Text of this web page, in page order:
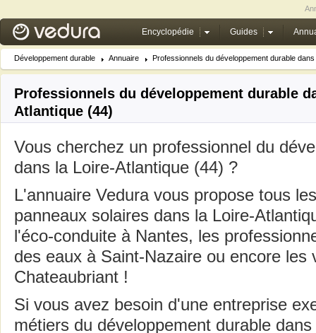
Encyclopédie Guides
Développement durable Annuaire Professionnels du développement durable dans
Professionnels du développement durable
Atlantique (44)
Vous cherchez un professionnel du
dans la Loire-Atlantique (44) ?
L'annuaire Vedura vous propose tous
panneaux solaires dans la Loire-
l'éco-conduite à Nantes, les
des eaux à Saint-Nazaire ou encore les
Chateaubriant !
Si vous avez besoin d'une entreprise
métiers du développement durable